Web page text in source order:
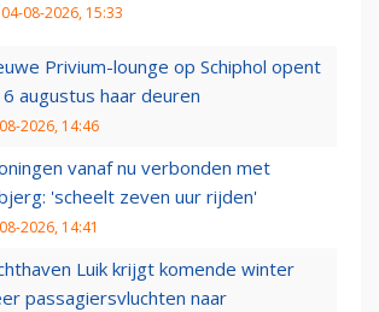
04-08-2026, 15:33
Privium-lounge op Schiphol opent
augustus haar deuren
2026, 14:46
vanaf nu verbonden met
'scheelt zeven uur rijden'
2026, 14:41
Luik krijgt komende winter
passagiersvluchten naar